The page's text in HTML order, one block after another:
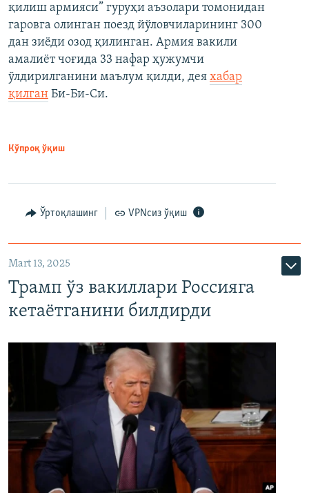
қилиш армияси” гуруҳи аъзолари томонидан
гаровга олинган поезд йўловчиларининг 300
дан зиёди озод қилинган. Армия вакили
амалиёт чоғида 33 нафар ҳужумчи
ўлдирилганини маълум қилди, дея хабар
қилган Би-Би-Си.
Кўпроқ ўқиш
Ўртоқлашинг VPNсиз ўқиш
Mart 13, 2025
Трамп ўз вакиллари Россияга
кетаётганини билдирди